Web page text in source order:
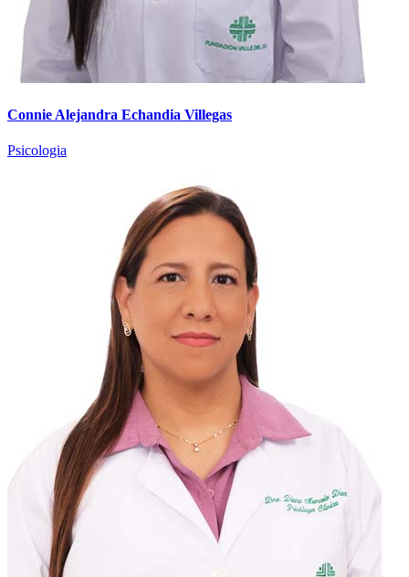
Connie Alejandra Echandia Villegas
Psicologia